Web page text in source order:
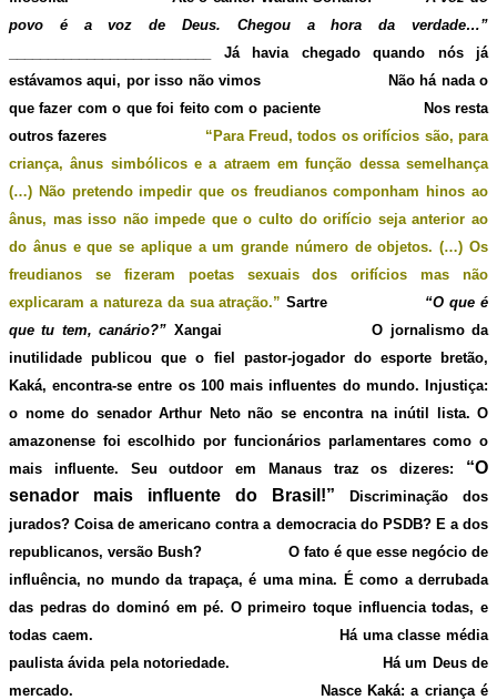
povo é a voz de Deus. Chegou a hora da verdade…”
__________________________ Já havia chegado quando nós já
estávamos aqui, por isso não vimos Não há nada o
que fazer com o que foi feito com o paciente Nos resta
outros fazeres “Para Freud, todos os orifícios são, para
criança, ânus simbólicos e a atraem em função dessa semelhança
(…) Não pretendo impedir que os freudianos componham hinos ao
ânus, mas isso não impede que o culto do orifício seja anterior ao
do ânus e que se aplique a um grande número de objetos. (…) Os
freudianos se fizeram poetas sexuais dos orifícios mas não
explicaram a natureza da sua atração.” Sartre “O que é
que tu tem, canário?” Xangai O jornalismo da
inutilidade publicou que o fiel pastor-jogador do esporte bretão,
Kaká, encontra-se entre os 100 mais influentes do mundo. Injustiça:
o nome do senador Arthur Neto não se encontra na inútil lista. O
amazonense foi escolhido por funcionários parlamentares como o
mais influente. Seu outdoor em Manaus traz os dizeres: “O
senador mais influente do Brasil!” Discriminação dos
jurados? Coisa de americano contra a democracia do PSDB? E a dos
republicanos, versão Bush? O fato é que esse negócio de
influência, no mundo da trapaça, é uma mina. É como a derrubada
das pedras do dominó em pé. O primeiro toque influencia todas, e
todas caem. Há uma classe média
paulista ávida pela notoriedade. Há um Deus de
mercado. Nasce Kaká: a criança é